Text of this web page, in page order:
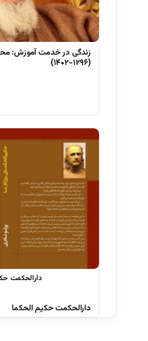
زندگی در خدمت آموزش:
(۱۲۹۶-۱۴۰۲)
دارالحکمت حکیم الحکما